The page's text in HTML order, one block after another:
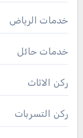
خدمات الرياض
خدمات حائل
ركن الاثاث
ركن التسربات